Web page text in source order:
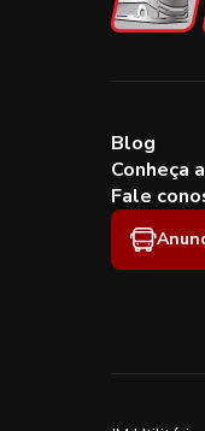
Blog
Conheça
Fale